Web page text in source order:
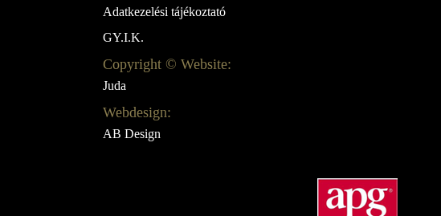
Adatkezelési tájékoztató
GY.I.K.
Copyright © Website:
Juda
Webdesign:
AB Design